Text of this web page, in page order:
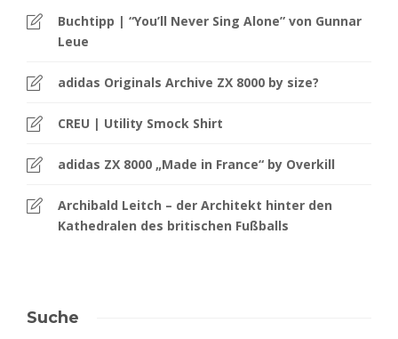
Buchtipp | “You’ll Never Sing Alone” von Gunnar
Leue
adidas Originals Archive ZX 8000 by size?
CREU | Utility Smock Shirt
adidas ZX 8000 „Made in France“ by Overkill
Archibald Leitch – der Architekt hinter den
Kathedralen des britischen Fußballs
Suche